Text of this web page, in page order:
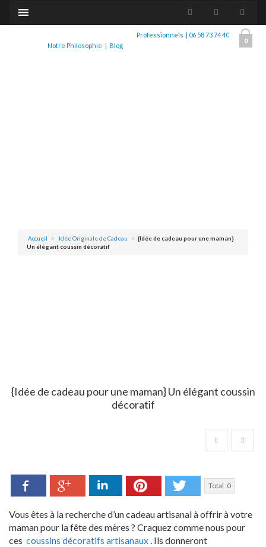
0
Notre Philosophie | Blog
Professionnels | 06 58 73 74 40
Accueil Idée Originale de Cadeau
{Idée de cadeau pour une maman}
Un élégant coussin décoratif
{Idée de cadeau pour une maman} Un élégant coussin
décoratif
Facebook Google+ LinkedIn Pinterest Twitter
Total :0
Vous êtes à la recherche d’un cadeau artisanal à offrir à votre
maman pour la fête des mères ? Craquez comme nous pour
ces coussins décoratifs artisanaux. Ils donneront